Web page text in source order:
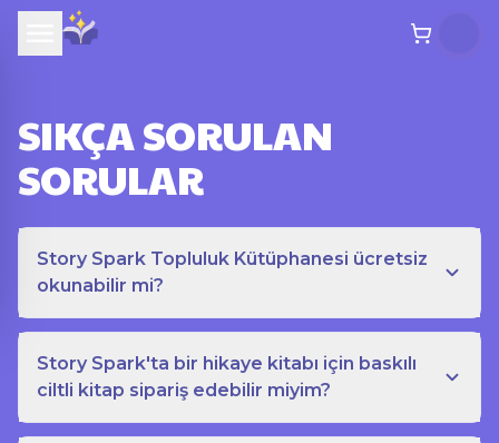
SIKÇA SORULAN
SORULAR
Story Spark Topluluk Kütüphanesi ücretsiz
okunabilir mi?
Story Spark'ta bir hikaye kitabı için baskılı
ciltli kitap sipariş edebilir miyim?